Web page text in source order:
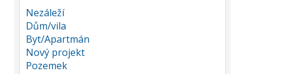
Nezáleží
Dům/vila
Byt/Apartmán
Nový projekt
Pozemek